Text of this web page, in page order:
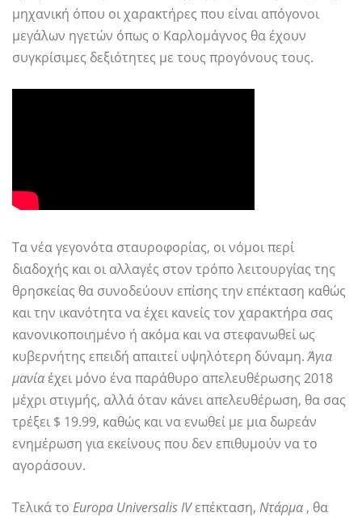
μηχανική όπου οι χαρακτήρες που είναι απόγονοι
μεγάλων ηγετών όπως ο Καρλομάγνος θα έχουν
συγκρίσιμες δεξιότητες με τους προγόνους τους.
Τα νέα γεγονότα σταυροφορίας, οι νόμοι περί
διαδοχής και οι αλλαγές στον τρόπο λειτουργίας της
θρησκείας θα συνοδεύουν επίσης την επέκταση καθώς
και την ικανότητα να έχει κανείς τον χαρακτήρα σας
κανονικοποιημένο ή ακόμα και να στεφανωθεί ως
κυβερνήτης επειδή απαιτεί υψηλότερη δύναμη.Άγια
μανίαέχει μόνο ένα παράθυρο απελευθέρωσης 2018
μέχρι στιγμής, αλλά όταν κάνει απελευθέρωση, θα σας
τρέξει $ 19.99, καθώς και να ενωθεί με μια δωρεάν
ενημέρωση για εκείνους που δεν επιθυμούν να το
αγοράσουν.
Τελικά το Europa Universalis IVεπέκταση, Ντάρμα , θα